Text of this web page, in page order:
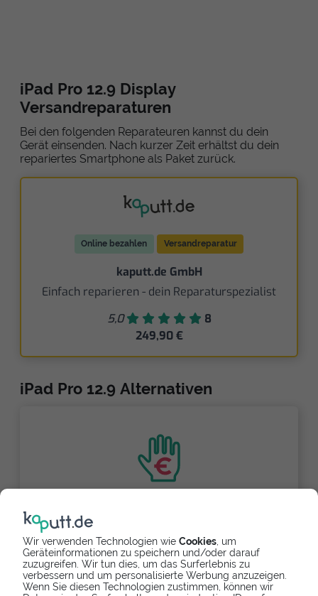
Wir verwenden Technologien wie Cookies , um
Geräteinformationen zu speichern und/oder darauf
zuzugreifen. Wir tun dies, um das Surferlebnis zu
verbessern und um personalisierte Werbung anzuzeigen.
Wenn Sie diesen Technologien zustimmen, können wir
iPad Pro 12.9 Display
Versandreparaturen
Bei den folgenden Reparateuren kannst du dein
Gerät einsenden. Nach kurzer Zeit erhältst du dein
repariertes Smartphone als Paket zurück.
Online bezahlen Versandreparatur
kaputt.de GmbH
Einfach reparieren - dein Reparaturspezialist
5,0
8
249,90 €
iPad Pro 12.9 Alternativen
Refurbishtes/Neues Apple iPad Pro
12.9